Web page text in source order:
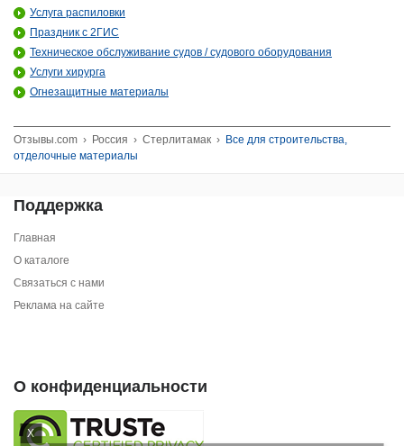
X
Услуга распиловки
Праздник с 2ГИС
Техническое обслуживание судов / судового оборудования
Услуги хирурга
Огнезащитные материалы
Отзывы.com › Россия › Стерлитамак › Все для строительства,
отделочные материалы
Поддержка
Главная
О каталоге
Связаться с нами
Реклама на сайте
О конфиденциальности